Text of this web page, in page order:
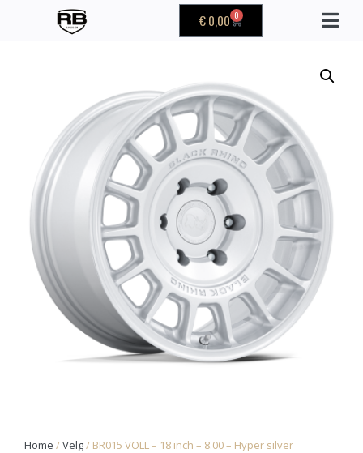
€0,00 0
Home /Velg/ BR015 VOLL – 18 inch – 8.00 – Hyper silver